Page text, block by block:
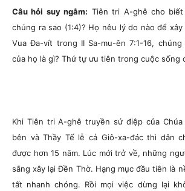
Câu hỏi suy ngẫm: Tiên tri A-ghê cho
chúng ra sao (1:4)? Họ nêu lý do nào để
Vua Đa-vít trong II Sa-mu-ên 7:1-16,
của họ là gì? Thứ tự ưu tiên trong cuộc sống
Khi Tiên tri A-ghê truyền sứ điệp của
bên và Thầy Tế lễ cả Giô-xa-đác thì dân
được hơn 15 năm. Lúc mới trở về, những
sắng xây lại Đền Thờ. Hạng mục đầu tiên là
tất nhanh chóng. Rồi mọi việc dừng lại